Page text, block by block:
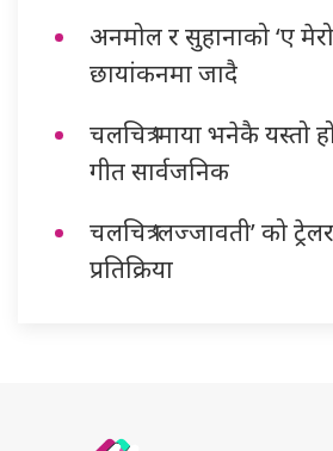
अनमोल र सुहानाको ‘ए
छायांकनमा जादै
चलचित्र ‘माया भनेकै यस्तो
गीत सार्वजनिक
चलचित्र ‘लज्जावती’ को
प्रतिक्रिया